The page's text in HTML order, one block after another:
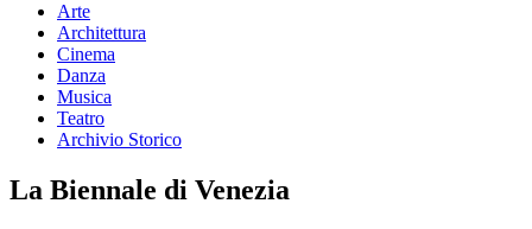
Arte
Architettura
Cinema
Danza
Musica
Teatro
Archivio Storico
La Biennale di Venezia